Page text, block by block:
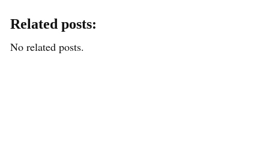
Related posts:
No related posts.